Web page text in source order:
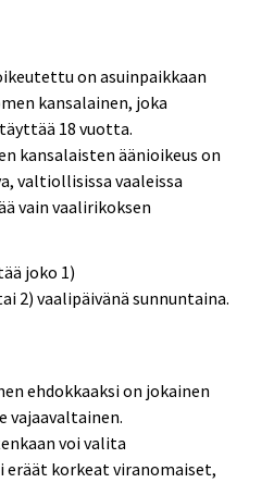
on asuinpaikkaan
kansalainen, joka
18 vuotta.
kansalaisten äänioikeus on
valtiollisissa vaaleissa
vain vaalirikoksen
joko 1)
2) vaalipäivänä sunnuntaina.
ehdokkaaksi on jokainen
vajaavaltainen.
voi valita
korkeat viranomaiset,